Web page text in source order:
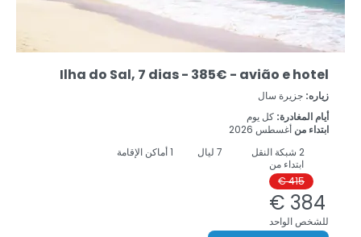
Ilha do Sal, 7 dias - 385€ - avião e hotel
زياره: جزيرة سال
أيام المغادرة: كل يوم
ابتداء من أغسطس 2026
2
شبكة النقل ليال
ابتداء من
415 €
384 €
للشخص الواحد